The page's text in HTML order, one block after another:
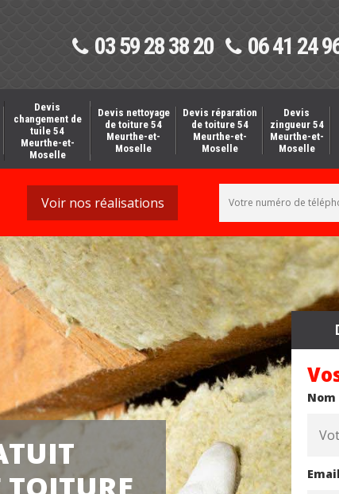
03 59 28 38 20 06 41 24
Devis
changement de
tuile 54
Meurthe-et-
Moselle
Devis nettoyage
de toiture 54
Meurthe-et-
Moselle
Devis réparation
de toiture 54
Meurthe-et-
Moselle
Devis
zingueur 54
Meurthe-et-
Moselle
Voir nos réalisations
Nom